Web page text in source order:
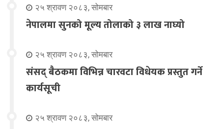
२५ श्रावण २०८३, सोमबार
नेपालमा सुनको मूल्य तोलाको ३ लाख नाघ्यो
२५ श्रावण २०८३, सोमबार
संसद् बैठकमा विभिन्न चारवटा विधेयक प्रस्तुत गर्ने
कार्यसूची
२५ श्रावण २०८३, सोमबार